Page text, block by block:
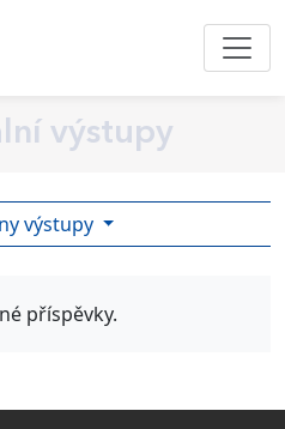
výstupy
výstupy
příspěvky.